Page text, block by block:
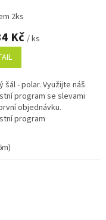
2ks
Kč / ks
šál - polar. Využijte náš
program se slevami
objednávku.
program